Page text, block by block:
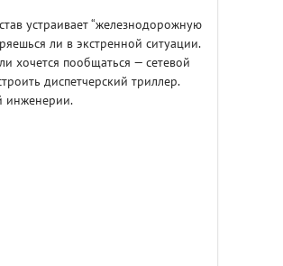
устраивает “железнодорожную
ли в экстренной ситуации.
хочется пообщаться — сетевой
диспетчерский триллер.
инженерии.